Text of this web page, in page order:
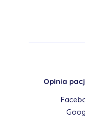
Opinia